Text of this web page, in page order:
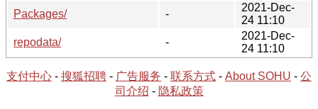
Packages/
-
2021-Dec-
24 11:10
repodata/
-
2021-Dec-
24 11:10
支付中心 - 搜狐招聘 - 广告服务 - 联系方式 - About SOHU - 公
司介绍 - 隐私政策